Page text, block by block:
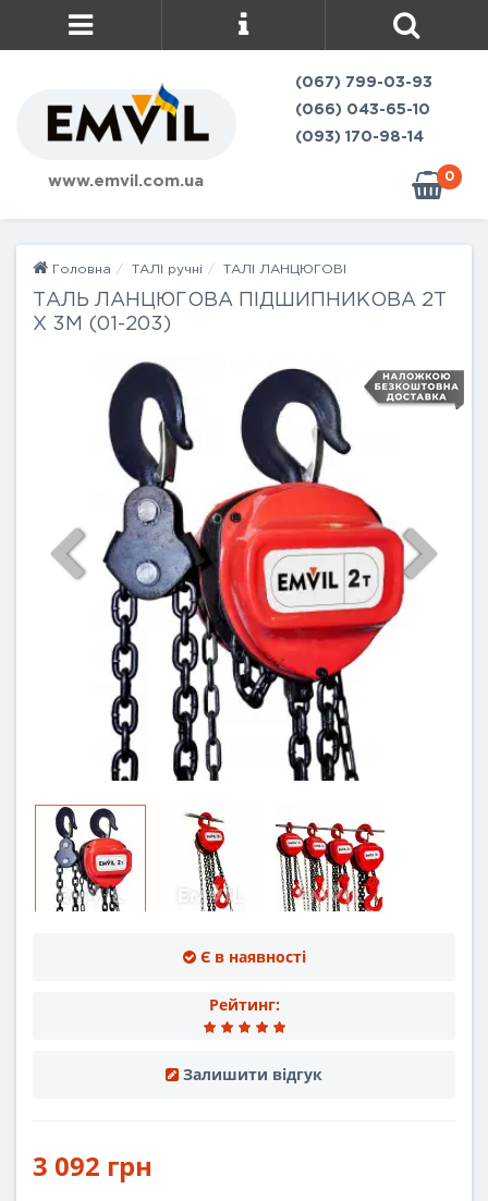
www.emvil.com.ua
(067) 799-03-93
(066) 043-65-10
(093) 170-98-14
0
Головна ТАЛІ ручні ТАЛІ ЛАНЦЮГОВІ
ТАЛЬ ЛАНЦЮГОВА ПІДШИПНИКОВА 2Т
Х 3М (01-203)
Є в наявності
Рейтинг:
Залишити відгук
3 092 грн